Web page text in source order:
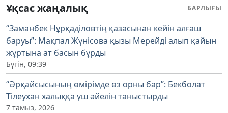
Ұқсас жаңалық БАРЛЫҒЫ
“Заманбек Нұрқаділовтің қазасынан кейін алғаш
баруы”: Мақпал Жүнісова қызы Мерейді алып қайын
жұртына ат басын бұрды
Бүгін, 09:39
“Әрқайсысының өмірімде өз орны бар”: Бекболат
Тілеухан халыққа үш әйелін таныстырды
7 тамыз, 2026